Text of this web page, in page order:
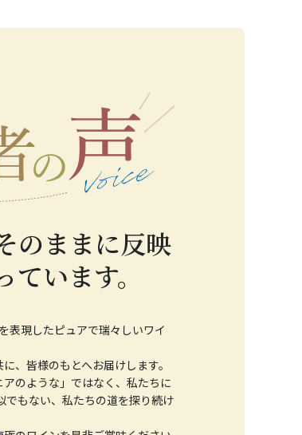
のままに反映
います。
表現したピュアで瑞々しいワイ
、皆様のもとへお届けします。
アのような」ではなく、私たちに
でもない、私たちの道を探り続け